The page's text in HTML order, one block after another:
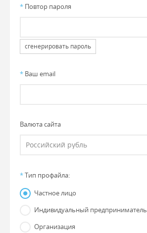
* Повтор пароля
сгенерировать пароль
* Ваш email
Валюта сайта
*Тип профайла:
Частное лицо
Индивидуальный предприниматель
Организация